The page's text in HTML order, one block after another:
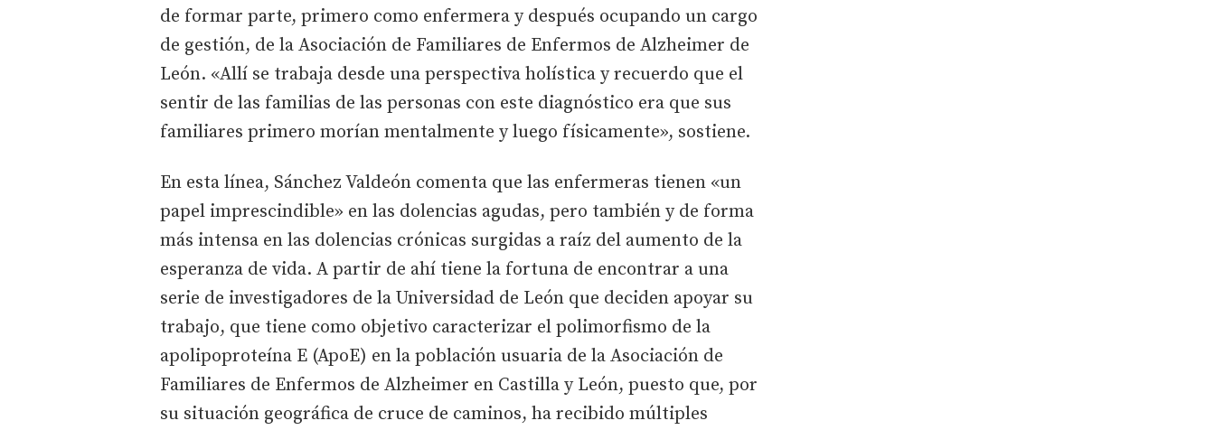
de formar parte, primero como enfermera y después ocupando un cargo
de gestión, de la Asociación de Familiares de Enfermos de Alzheimer de
León. «Allí se trabaja desde una perspectiva holística y recuerdo que el
sentir de las familias de las personas con este diagnóstico era que sus
familiares primero morían mentalmente y luego físicamente», sostiene.
En esta línea, Sánchez Valdeón comenta que las enfermeras tienen «un
papel imprescindible» en las dolencias agudas, pero también y de forma
más intensa en las dolencias crónicas surgidas a raíz del aumento de la
esperanza de vida. A partir de ahí tiene la fortuna de encontrar a una
serie de investigadores de la Universidad de León que deciden apoyar su
trabajo, que tiene como objetivo caracterizar el polimorfismo de la
apolipoproteína E (ApoE) en la población usuaria de la Asociación de
Familiares de Enfermos de Alzheimer en Castilla y León, puesto que, por
su situación geográfica de cruce de caminos, ha recibido múltiples